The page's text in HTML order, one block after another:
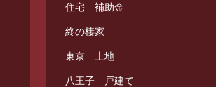
住宅 補助金
終の棲家
東京 土地
八王子 戸建て